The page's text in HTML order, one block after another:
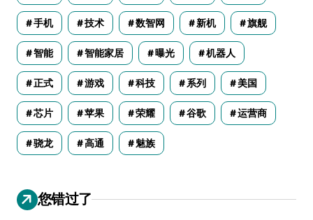
手机 技术 数智网 新机 旗舰
智能 智能家居 曝光 机器人
正式 游戏 科技 系列 美国
芯片 苹果 荣耀 谷歌 运营商
骁龙 高通 魅族
您错过了